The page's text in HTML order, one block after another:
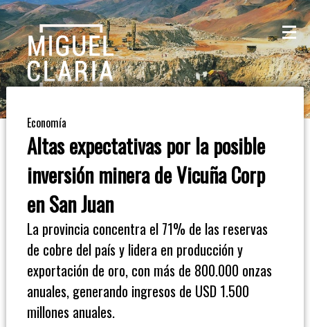
La
Mesa
De
Café
Columna
Opinión
Radioinforme
Fútbol
Economía
Altas expectativas por la posible
inversión minera de Vicuña Corp
en San Juan
La provincia concentra el 71% de las reservas
de cobre del país y lidera en producción y
exportación de oro, con más de 800.000 onzas
anuales, generando ingresos de USD 1.500
millones anuales.